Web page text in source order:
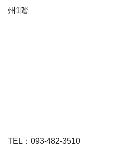
州1階
TEL：093-482-3510